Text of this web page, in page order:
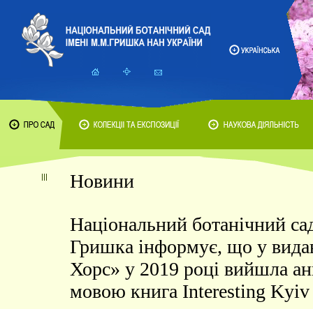
Новини
Національний ботанічний
Гришка інформує, що у
Хорс» у 2019 році вийшла
мовою книга Interesting Kyiv